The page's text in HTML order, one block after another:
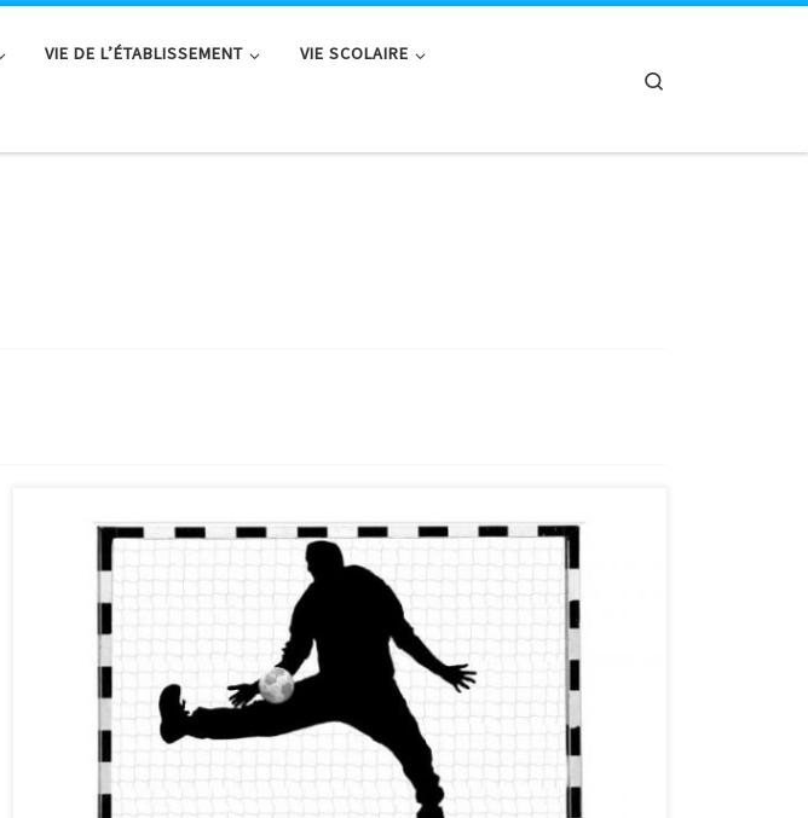
VIE DE L’ÉTABLISSEMENT VIE SCOLAIRE
.Pour tout le monde : entraînement au gymnase des Epinettes de 13h30 à 15h30.